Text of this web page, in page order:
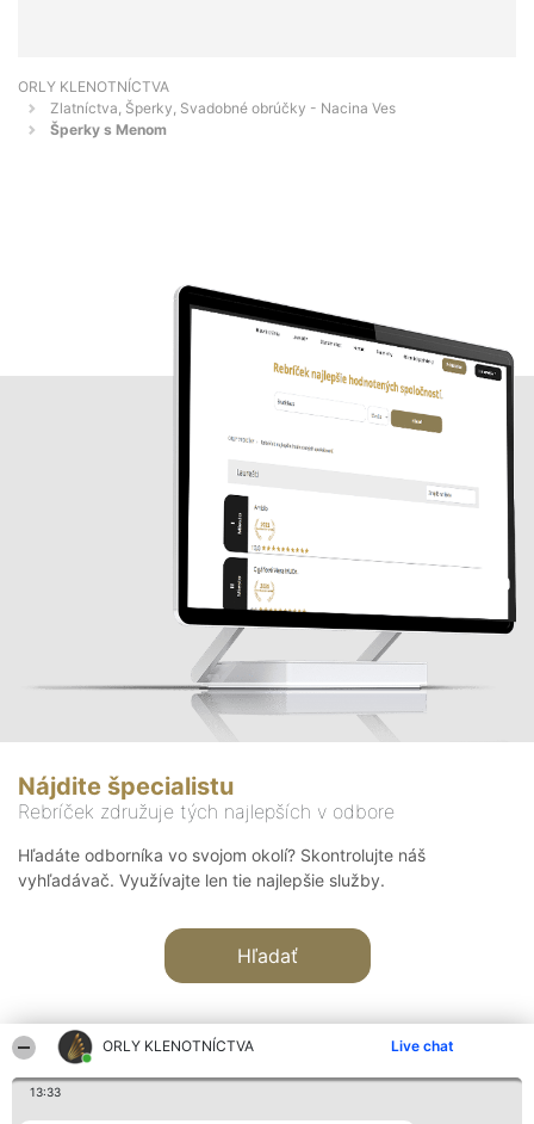
ORLY KLENOTNÍCTVA Live chat
13:33
ORLY KLENOTNÍCTVA
Zlatníctva, Šperky, Svadobné obrúčky - Nacina Ves
Šperky s Menom
Nájdite špecialistu
Rebríček združuje tých najlepších v odbore
Hľadáte odborníka vo svojom okolí? Skontrolujte náš
vyhľadávač. Využívajte len tie najlepšie služby.
Hľadať